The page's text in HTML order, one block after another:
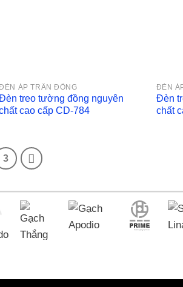
ÁP TRẦN ĐỒNG
treo tường đồng nguyên
cao cấp CD-784
ĐÈN
Đèn
chất
3